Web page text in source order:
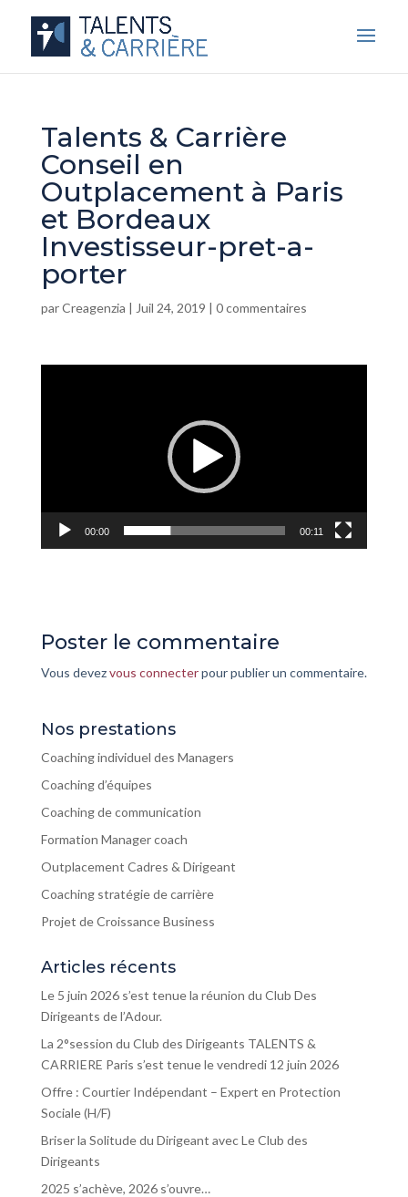
Talents & Carrière
Conseil en
Outplacement à Paris
et Bordeaux
Investisseur-pret-a-
porter
parCreagenzia | Juil 24, 2019 | 0 commentaires
00:00 00:11
Poster le commentaire
Vous devezvous connecterpour publier un commentaire.
Nos prestations
Coaching individuel des Managers
Coaching d’équipes
Coaching de communication
Formation Manager coach
Outplacement Cadres & Dirigeant
Coaching stratégie de carrière
Projet de Croissance Business
Articles récents
Le 5 juin 2026 s’est tenue la réunion du Club Des
Dirigeants de l’Adour.
La 2°session du Club des Dirigeants TALENTS &
CARRIERE Paris s’est tenue le vendredi 12 juin 2026
Offre : Courtier Indépendant – Expert en Protection
Sociale (H/F)
Briser la Solitude du Dirigeant avec Le Club des
Dirigeants
2025 s’achève, 2026 s’ouvre…